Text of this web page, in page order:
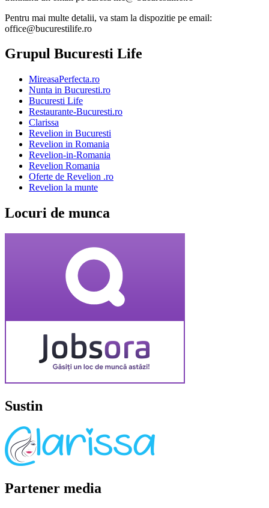
Pentru mai multe detalii, va stam la dispozitie pe email:
office@bucurestilife.ro
Grupul Bucuresti Life
MireasaPerfecta.ro
Nunta in Bucuresti.ro
Bucuresti Life
Restaurante-Bucuresti.ro
Clarissa
Revelion in Bucuresti
Revelion in Romania
Revelion-in-Romania
Revelion Romania
Oferte de Revelion .ro
Revelion la munte
Locuri de munca
Sustin
Partener media